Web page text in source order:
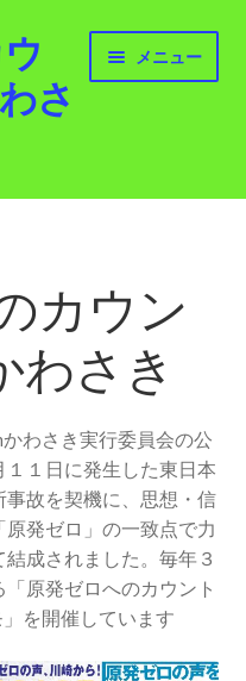
さ
メニュー
ントダウンinかわさ
き
カウントダウンinかわ
カウントダウンinかわ
カウン
わさき
わさき実行委員会の公
１日に発生した東日本
故を契機に、思想・信
発ゼロ」の一致点で力
成されました。毎年３
原発ゼロへのカウント
を開催しています